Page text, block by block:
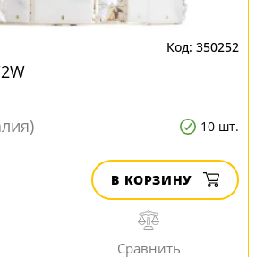
350252
10 шт.
В КОРЗИНУ